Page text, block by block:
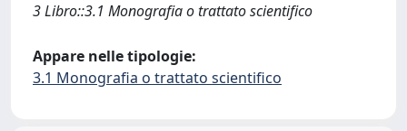
3 Libro::3.1 Monografia o trattato scientifico
Appare nelle tipologie:
3.1 Monografia o trattato scientifico